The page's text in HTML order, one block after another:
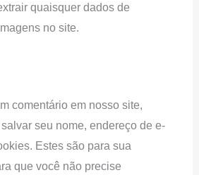
quaisquer dados de
no site.
comentário em nosso site,
seu nome, endereço de e-
Estes são para sua
que você não precise